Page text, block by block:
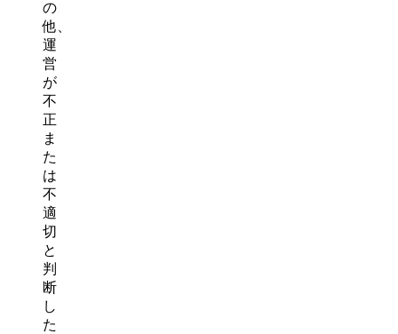
の
他、
運
営
が
不
正
ま
た
は
不
適
切
と
判
断
し
た